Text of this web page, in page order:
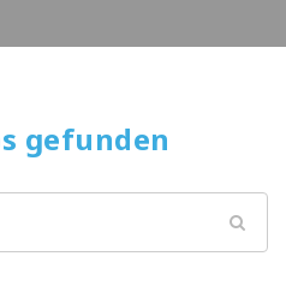
gefunden